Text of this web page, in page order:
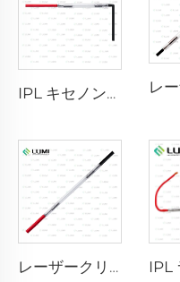
IPL キセノンランプ P1541 – 9×45×100 mm
レーザークリプトンランプ L2021-7×65×130 mm